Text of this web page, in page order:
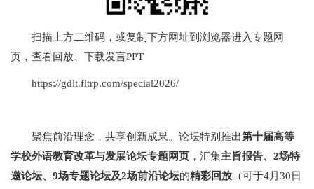
扫描上方二维码，或复制下方网址到浏览器进入专题网
页，查看回放、下载发言PPT
https://gdlt.fltrp.com/special2026/
聚焦前沿理念，共享创新成果。论坛特别推出第十届高等
学校外语教育改革与发展论坛专题网页 ，汇集主旨报告、 2场特
邀论坛、 9场专题论坛及2场前沿论坛的精彩回放 （可于4月30日